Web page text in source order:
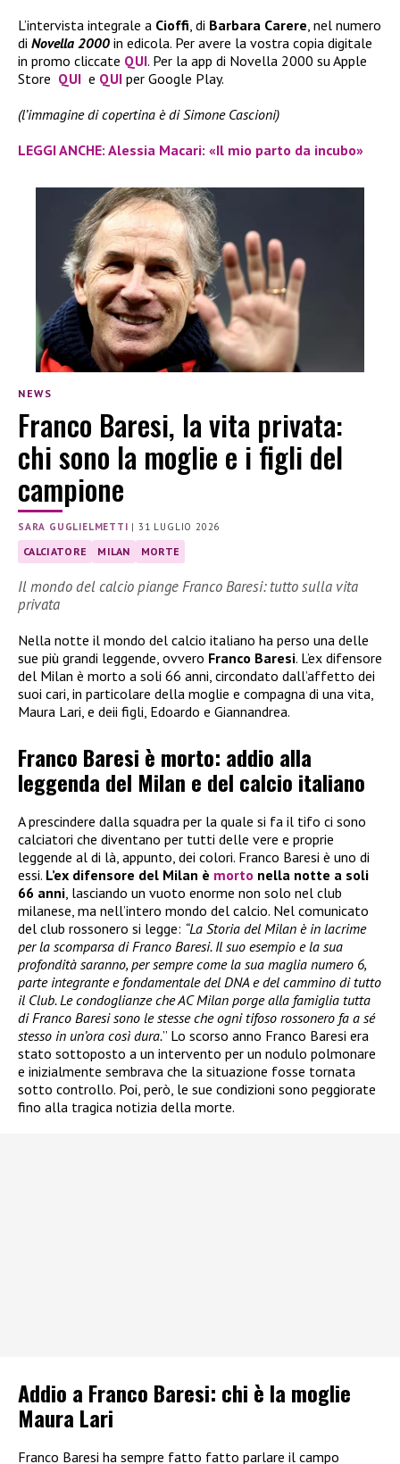
L’intervista integrale a Cioffi, di Barbara Carere, nel numero
di Novella 2000 in edicola. Per avere la vostra copia digitale
in promo cliccate QUI. Per la app di Novella 2000 su Apple
Store QUI e QUI per Google Play.
(l’immagine di copertina è di Simone Cascioni)
LEGGI ANCHE: Alessia Macari: «Il mio parto da incubo»
NEWS
Franco Baresi, la vita privata:
chi sono la moglie e i figli del
campione
SARA GUGLIELMETTI |31 LUGLIO 2026
CALCIATORE MILAN MORTE
Il mondo del calcio piange Franco Baresi: tutto sulla vita
privata
Nella notte il mondo del calcio italiano ha perso una delle
sue più grandi leggende, ovvero Franco Baresi. L’ex difensore
del Milan è morto a soli 66 anni, circondato dall’affetto dei
suoi cari, in particolare della moglie e compagna di una vita,
Maura Lari, e deii figli, Edoardo e Giannandrea.
Franco Baresi è morto: addio alla
leggenda del Milan e del calcio italiano
A prescindere dalla squadra per la quale si fa il tifo ci sono
calciatori che diventano per tutti delle vere e proprie
leggende al di là, appunto, dei colori. Franco Baresi è uno di
essi. L’ex difensore del Milan è morto nella notte a soli
66 anni , lasciando un vuoto enorme non solo nel club
milanese, ma nell’intero mondo del calcio. Nel comunicato
del club rossonero si legge: “La Storia del Milan è in lacrime
per la scomparsa di Franco Baresi. Il suo esempio e la sua
profondità saranno, per sempre come la sua maglia numero 6,
parte integrante e fondamentale del DNA e del cammino di tutto
il Club. Le condoglianze che AC Milan porge alla famiglia tutta
di Franco Baresi sono le stesse che ogni tifoso rossonero fa a sé
stesso in un’ora così dura.” Lo scorso anno Franco Baresi era
stato sottoposto a un intervento per un nodulo polmonare
e inizialmente sembrava che la situazione fosse tornata
sotto controllo. Poi, però, le sue condizioni sono peggiorate
fino alla tragica notizia della morte.
Addio a Franco Baresi: chi è la moglie
Maura Lari
Franco Baresi ha sempre fatto fatto parlare il campo